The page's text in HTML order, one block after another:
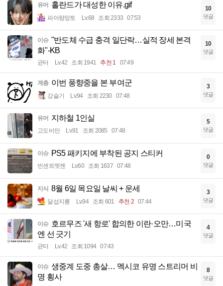
유머 홀란드가 대성한 이유.gif
파아랑망토 Lv.68 조회 2333 07:53
10
댓글
이슈 "반도체 수급 충격 일단락…실적 장세 본격
화"-KB
균터 Lv.42 조회 1941 추천 1 07:49
10
댓글
계층 이번 풍향중을 본 부여군
강슬기 Lv.94 조회 2230 07:48
3
댓글
유머 지하철 1인실
고도비만 Lv.91 조회 2085 07:48
5
댓글
이슈 PS5 패키지에 부착된 공지 스티커
빈센트멧젠 Lv.60 조회 1637 07:48
0
댓글
지식 8월 6일 목요일 날씨 + 운세
달섭지롱 Lv.94 조회 601 추천 2 07:44
3
댓글
이슈 호르무즈 '새 항로' 합의한 이란·오만…미국
엔 선 긋기
균터 Lv.42 조회 1094 07:43
4
댓글
이슈 생중계 도중 총살… 멕시코 유명 스트리머 비
명 횡사
8
댓글